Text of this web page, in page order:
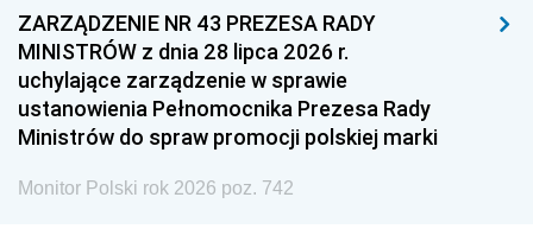
ZARZĄDZENIE NR 43 PREZESA RADY
MINISTRÓW z dnia 28 lipca 2026 r.
uchylające zarządzenie w sprawie
ustanowienia Pełnomocnika Prezesa Rady
Ministrów do spraw promocji polskiej marki
Monitor Polski rok 2026 poz. 742